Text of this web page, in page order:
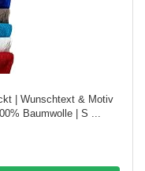
| Wunschtext & Motiv
Baumwolle | S ...